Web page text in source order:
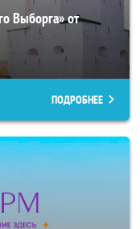
Выборга» от
ПОДРОБНЕЕ